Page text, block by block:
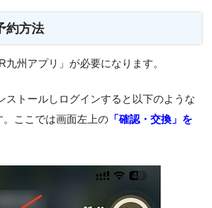
約方法
九州アプリ」が必要になります。
ストールしログインすると以下のような
ここでは画面左上の 「確認・交換」を